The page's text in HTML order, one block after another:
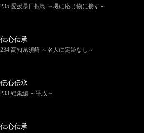
235 愛媛県日振島 ～機に応じ物に接す～
伝心伝承
234 高知県須崎 ～名人に定跡なし～
伝心伝承
233 総集編 ～平政～
伝心伝承